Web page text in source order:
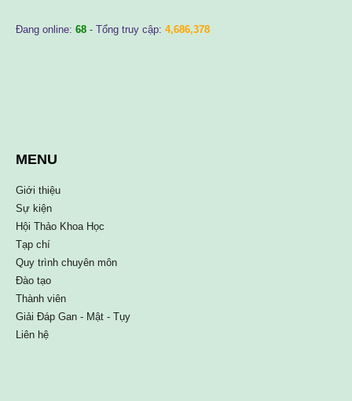
Đang online: 68 - Tổng truy cập: 4,686,378
MENU
Giới thiệu
Sự kiện
Hội Thảo Khoa Học
Tạp chí
Quy trình chuyên môn
Đào tạo
Thành viên
Giải Đáp Gan - Mật - Tụy
Liên hệ